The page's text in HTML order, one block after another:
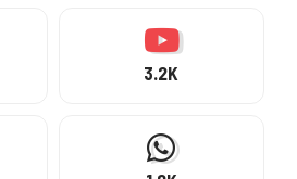
3.2K